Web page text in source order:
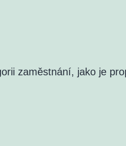
zaměstnání, jako je